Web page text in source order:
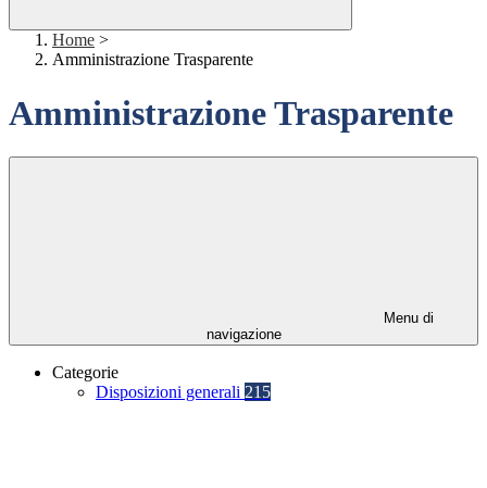
Home >
Amministrazione Trasparente
Amministrazione Trasparente
Menu di
navigazione
Categorie
Disposizioni generali 215